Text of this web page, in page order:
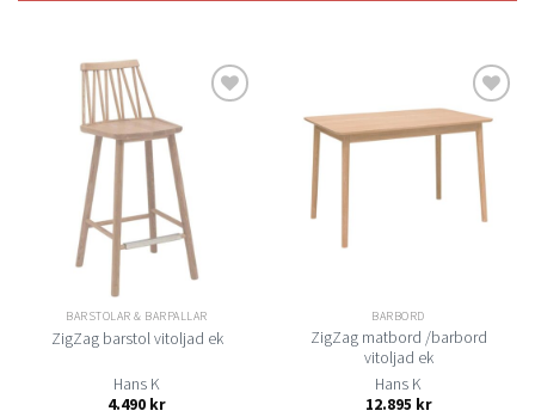
önskelistan
BARSTOLAR & BARPALLAR
ZigZag barstol vitoljad ek
Hans K
4.490 kr
Lägg
till i
önskelistan
BARBORD
ZigZag matbord /barbord
vitoljad ek
Hans K
12.895 kr